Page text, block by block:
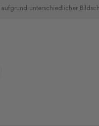
unterschiedlicher